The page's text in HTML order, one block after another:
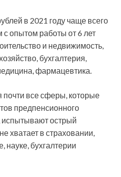
в 2021 году чаще всего
с опытом работы от 6 лет
и недвижимость,
бухгалтерия,
фармацевтика.
почти все сферы, которые
предпенсионного
испытывают острый
хватает в страховании,
науке, бухгалтерии